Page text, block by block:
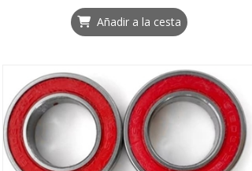
Añadir a la cesta